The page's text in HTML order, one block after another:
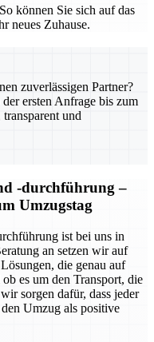
können Sie sich auf das
neues Zuhause.
zuverlässigen Partner?
ersten Anfrage bis zum
und
-durchführung –
Umzugstag
ist bei uns in
an setzen wir auf
die genau auf
es um den Transport, die
sorgen dafür, dass jeder
Umzug als positive